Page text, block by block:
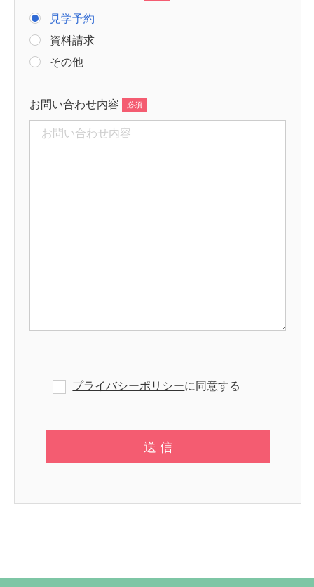
見学予約
資料請求
その他
お問い合わせ内容
プライバシーポリシーに同意する